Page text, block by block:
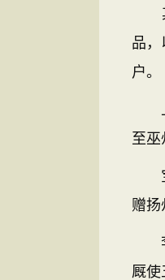
其
品，
户。
上
至巫
宝
赠扬
李
厩使